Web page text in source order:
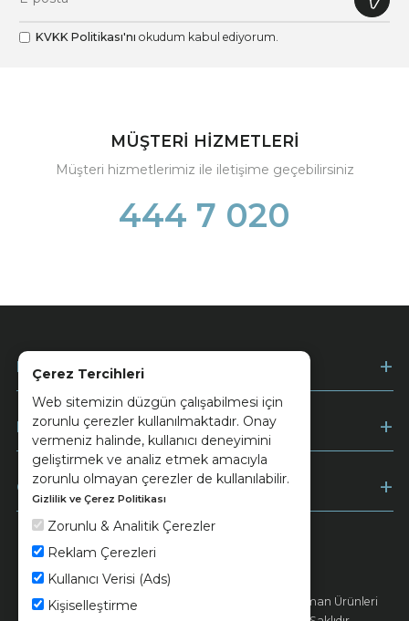
Çerez Tercihleri
Web sitemizin düzgün çalışabilmesi için
zorunlu çerezler kullanılmaktadır. Onay
vermeniz halinde, kullanıcı deneyimini
geliştirmek ve analiz etmek amacıyla
zorunlu olmayan çerezler de kullanılabilir.
Gizlilik ve Çerez Politikası
Zorunlu & Analitik Çerezler
Reklam Çerezleri
Kullanıcı Verisi (Ads)
Kişiselleştirme
KVKK Politikası'nı okudum kabul ediyorum.
MÜŞTERİ HİZMETLERİ
Müşteri hizmetlerimiz ile iletişime geçebilirsiniz
444 7 020
Kurumsal
Müşteri Hizmetleri
Ödeme
© 2026 Ünsa Madencilik Turizm Enerji Seramik Orman Ürünleri